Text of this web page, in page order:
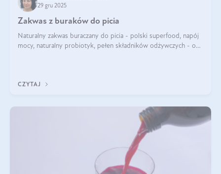
29 gru 2025
Zakwas z buraków do picia
Naturalny zakwas buraczany do picia - polski superfood, napój
mocy, naturalny probiotyk, pełen składników odżywczych - o
CZYTAJ